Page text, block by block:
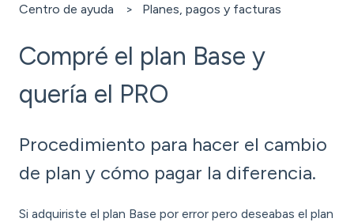
Centro de ayuda Planes, pagos y facturas
Compré el plan Base y
quería el PRO
Procedimiento para hacer el cambio
de plan y cómo pagar la diferencia.
Si adquiriste el plan Base por error pero deseabas el plan